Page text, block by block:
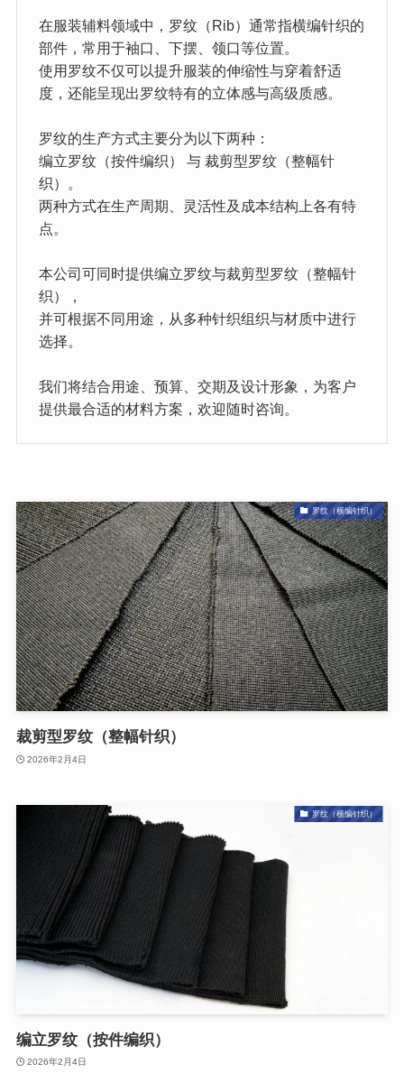
在服装辅料领域中，罗纹（Rib）通常指横编针织的
部件，常用于袖口、下摆、领口等位置。
使用罗纹不仅可以提升服装的伸缩性与穿着舒适
度，还能呈现出罗纹特有的立体感与高级质感。
罗纹的生产方式主要分为以下两种：
编立罗纹（按件编织） 与 裁剪型罗纹（整幅针
织）。
两种方式在生产周期、灵活性及成本结构上各有特
点。
本公司可同时提供编立罗纹与裁剪型罗纹（整幅针
织），
并可根据不同用途，从多种针织组织与材质中进行
选择。
我们将结合用途、预算、交期及设计形象，为客户
提供最合适的材料方案，欢迎随时咨询。
罗纹（横编针织）
裁剪型罗纹（整幅针织）
2026年2月4日
罗纹（横编针织）
编立罗纹（按件编织）
2026年2月4日